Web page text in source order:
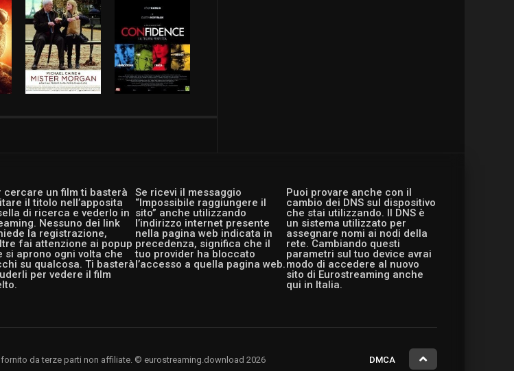
cercare un film ti basterà
il titolo nell’apposita
di ricerca e vederlo in
Nessuno dei link
la registrazione,
fai attenzione ai popup
si aprono ogni volta che
su qualcosa. Ti basterà
per vedere il film
Se ricevi il messaggio
“Impossibile raggiungere il
sito” anche utilizzando
l’indirizzo internet presente
nella pagina web indicata in
precedenza, significa che il
tuo provider ha bloccato
l’accesso a quella pagina web.
Puoi provare anche con il
cambio dei DNS sul dispositivo
che stai utilizzando. Il DNS è
un sistema utilizzato per
assegnare nomi ai nodi della
rete. Cambiando questi
parametri sul tuo device avrai
modo di accedere al nuovo
sito di Eurostreaming anche
qui in Italia.
da terze parti non affiliate. © eurostreaming.download 2026 DMCA